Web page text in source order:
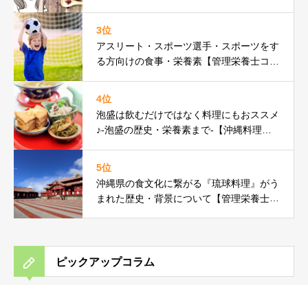
3位
アスリート・スポーツ選手・スポーツをす
る方向けの食事・栄養素【管理栄養士コラ
4位
泡盛は飲むだけではなく料理にもおススメ
♪-泡盛の歴史・栄養素まで-【沖縄料理研
5位
沖縄県の食文化に繋がる『琉球料理』がう
まれた歴史・背景について【管理栄養士コ
ピックアップコラム